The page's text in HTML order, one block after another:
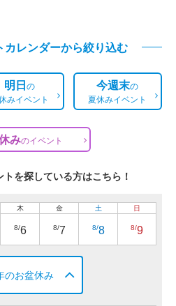
カレンダーから絞り込む
明日の
みイベント
今週末の
夏休みイベント
みのイベント
を探している方はこちら！
木
8/6
金
8/7
土
8/8
日
8/9
のお盆休み